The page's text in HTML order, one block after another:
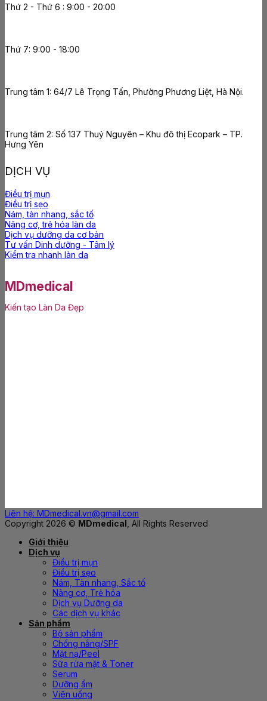
Thứ 2 - Thứ 6 : 9:00 - 20:00
Thứ 7: 9:00 - 18:00
Trung tâm 1: 64/7 Lê Trọng Tấn, Phường Phương Liệt, Hà Nội.
Trung tâm 2: Số 137 Thuỷ Nguyên – Khu đô thị Ecopark – TP.
Hưng Yên
DỊCH VỤ
Điều trị mụn
Điều trị sẹo
Nám, tàn nhang, sắc tố
Nâng cơ, trẻ hóa làn da
Dịch vụ dưỡng da cơ bản
Tư vấn Dinh dưỡng - Tâm lý
Kiểm tra nhanh làn da
MDmedical
Kiến tạo Làn Da Đẹp
Liên hệ: MDmedical.vn@gmail.com
Copyright 2026 © MDmedical , All Rights Reserved
Giới thiệu
Dịch vụ
Điều trị mụn
Điều trị sẹo
Nám, Tàn nhang, Sắc tố
Nâng cơ, Trẻ hóa
Dịch vụ Dưỡng da
Các dịch vụ khác
Sản phẩm
Bộ sản phẩm
Chống nắng/SPF
Mặt nạ/Peel
Sữa rửa mặt & Toner
Serum
Dưỡng ẩm
Viên uống